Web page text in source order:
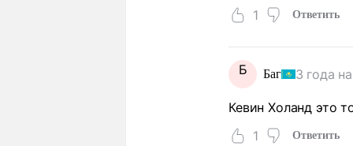
1
Ответить
Б Баг 3 года
Кевин Холанд это
1
Ответить